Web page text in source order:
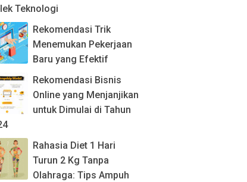
Teknologi
Rekomendasi Trik
Menemukan Pekerjaan
Baru yang Efektif
Rekomendasi Bisnis
Online yang Menjanjikan
untuk Dimulai di Tahun
Rahasia Diet 1 Hari
Turun 2 Kg Tanpa
Olahraga: Tips Ampuh